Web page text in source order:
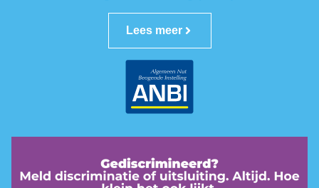
Lees meer